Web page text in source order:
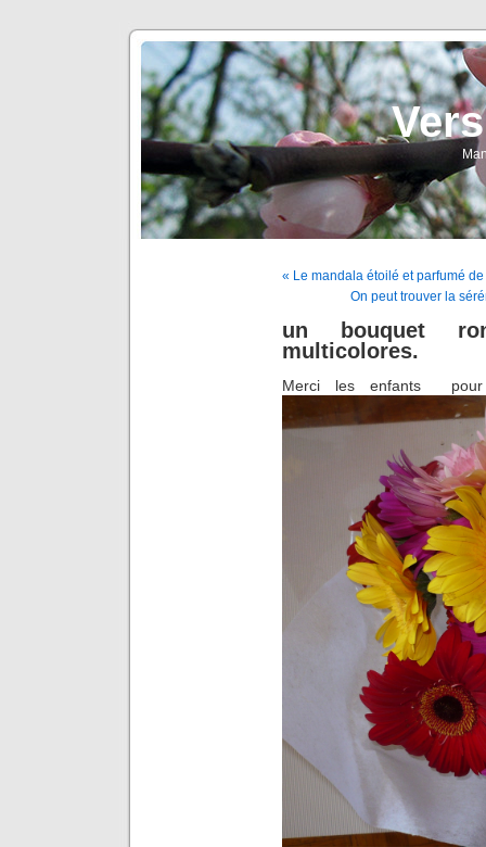
« Le mandala étoilé et parfumé
On peut trouver la
un bouquet
multicolores.
Merci les enfants pour